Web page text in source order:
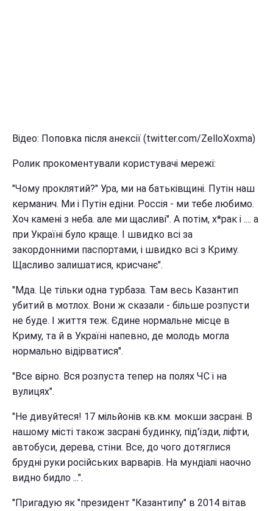
Відео: Поповка після анексії (twitter.com/ZelloXoxma)
Ролик прокоментували користувачі мережі:
"Чому проклятий?" Ура, ми на батьківщині. Путін наш
керманич. Ми і Путін едіни. Россія - ми тебе любимо.
Хоч камені з неба. але ми щасливі". А потім, х*рак і .... а
при Україні було краще. І швидко всі за
закордонними паспортами, і швидко всі з Криму.
Щасливо залишатися, крисчанє".
"Мда. Це тільки одна турбаза. Там весь Казантип
убитий в мотлох. Вони ж сказали - більше розпусти
не буде. І життя теж. Єдине нормальне місце в
Криму, та й в Україні напевно, де молодь могла
нормально відірватися".
"Все вірно. Вся розпуста тепер на полях ЧС і на
вулицях".
"Не дивуйтеся! 17 мільйонів кв.км. мокши засрані. В
нашому місті також засрані будинку, під'їзди, ліфти,
автобуси, дерева, стіни. Все, до чого дотяглися
брудні руки російських варварів. На мундіалі наочно
видно бидло ...".
"Пригадую як "президент "Казантипу" в 2014 вітав